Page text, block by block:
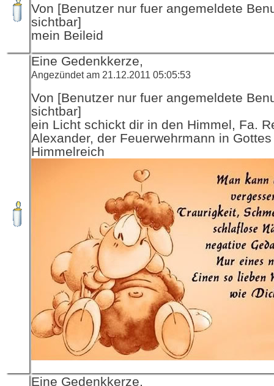
Von [Benutzer nur fuer angemeldete
sichtbar]
mein Beileid
Eine Gedenkkerze,
Angezündet am 21.12.2011 05:05:53
Von [Benutzer nur fuer angemeldete
sichtbar]
ein Licht schickt dir in den Himmel, Fa.
Alexander, der Feuerwehrmann in Gottes
Himmelreich
Eine Gedenkkerze,